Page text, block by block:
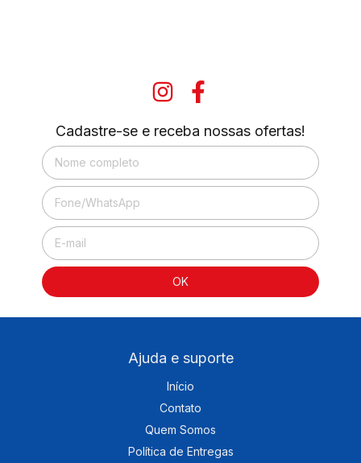
Cadastre-se e receba nossas ofertas!
Ajuda e suporte
Início
Contato
Quem Somos
Política de Entregas